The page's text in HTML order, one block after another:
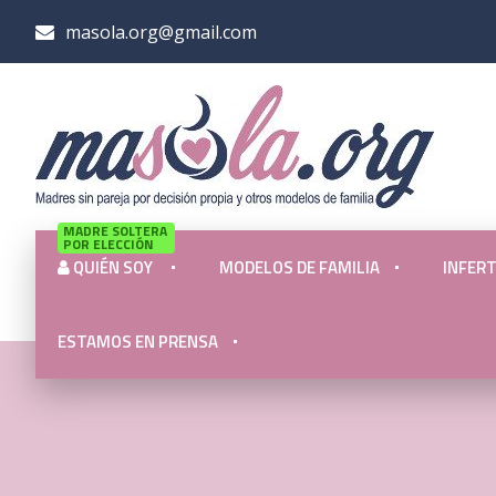
masola.org@gmail.com
QUIÉN SOY
MADRE SOLTERA
POR ELECCIÓN
MODELOS DE FAMILIA
ESTAMOS EN PRENSA